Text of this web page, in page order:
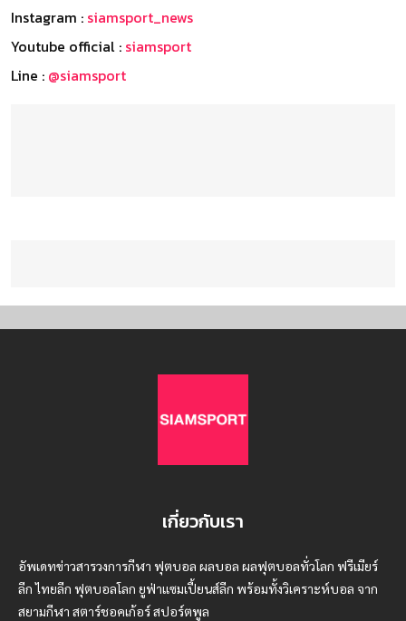
Instagram : siamsport_news
Youtube official : siamsport
Line : @siamsport
เกี่ยวกับเรา
อัพเดทข่าวสารวงการกีฬา ฟุตบอล ผลบอล ผลฟุตบอลทั่วโลก ฟรีเมียร์
ลีก ไทยลีก ฟุตบอลโลก ยูฟ่าแซมเปี้ยนส์ลีก พร้อมทั้งวิเคราะห์บอล จาก
สยามกีฬา สตาร์ชอคเก้อร์ สปอร์ตพูล